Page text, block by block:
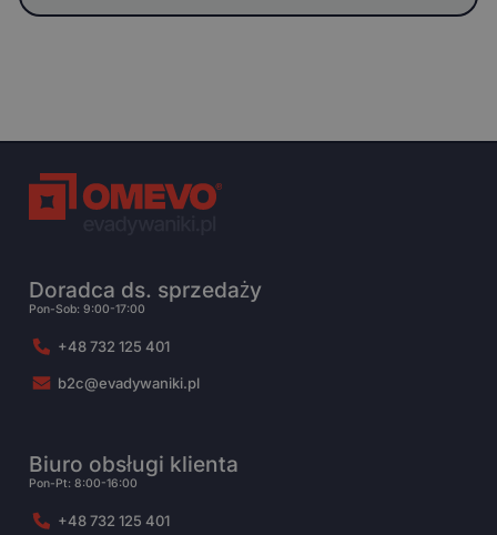
Doradca ds. sprzedaży
Pon-Sob: 9:00-17:00
+48 732 125 401
b2c@evadywaniki.pl
Biuro obsługi klienta
Pon-Pt: 8:00-16:00
+48 732 125 401